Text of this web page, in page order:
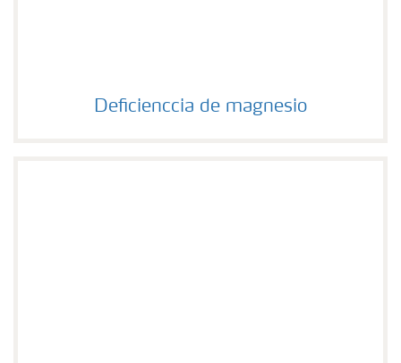
Deficienccia de magnesio
Deficienccia de magnesio